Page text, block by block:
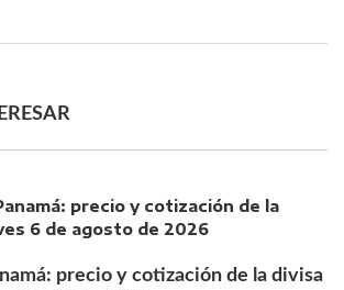
precio y cotización de la divisa